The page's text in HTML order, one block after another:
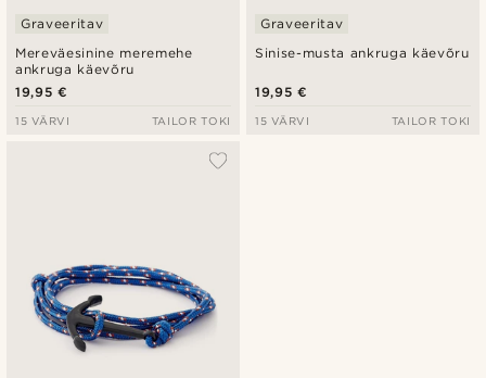
Mereväesinine meremehe
ankruga käevõru
Graveeritav
19,95 €
15 VÄRVI TAILOR TOKI
Sinise-musta ankruga käevõru
Graveeritav
19,95 €
15 VÄRVI TAILOR TOKI